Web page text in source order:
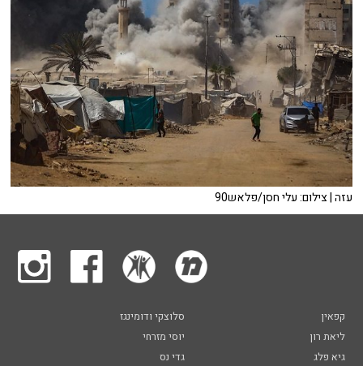
עזה | צילום: עלי חסן/פלאש90
קפאין
סלוצקי ודומינגז
ליאת רון
יוסי מזרחי
גיא פלג
גדי נס